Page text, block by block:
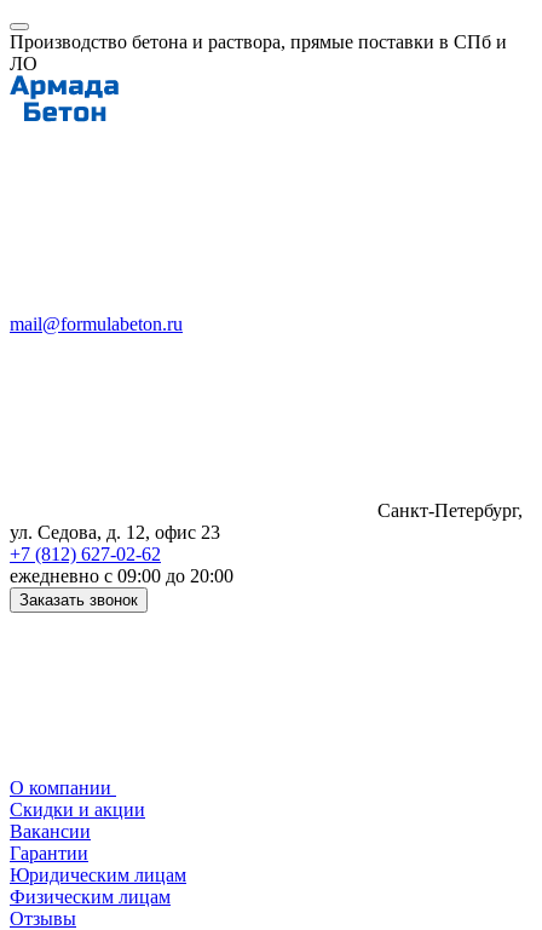
Производство бетона и раствора, прямые поставки в СПб и
ЛО
mail@formulabeton.ru
Санкт-Петербург,
ул. Седова, д. 12, офис 23
+7 (812) 627-02-62
ежедневно с 09:00 до 20:00
Заказать звонок
О компании
Скидки и акции
Вакансии
Гарантии
Юридическим лицам
Физическим лицам
Отзывы